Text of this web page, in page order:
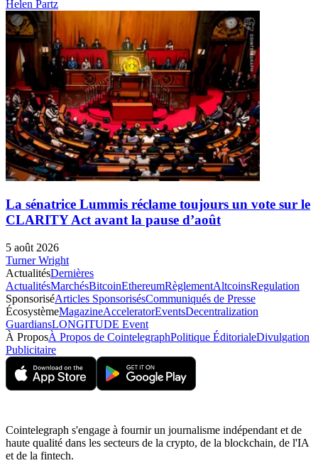
Helen Partz
La sénatrice Lummis réclame toujours un vote sur le
CLARITY Act avant la pause d’août
5 août 2026
Turner Wright
ActualitésDernières
ActualitésMarchésBitcoinEthereumRèglementAltcoinsRegulation
SponsoriséArticles SponsorisésCommuniqués de Presse
ÉcosystèmeMagazineAcceleratorEventsDecentralization
GuardiansLONGITUDE Event
À ProposÀ Propos de CointelegraphPolitique ÉditorialeDivulgation
Publicitaire
Cointelegraph s'engage à fournir un journalisme indépendant et de
haute qualité dans les secteurs de la crypto, de la blockchain, de l'IA
et de la fintech.